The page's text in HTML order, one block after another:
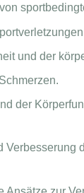
und der
der
Verbesserung